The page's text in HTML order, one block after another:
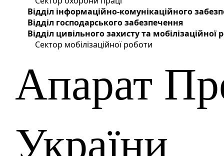
Відділ інформаційно-комунікаційного
Відділ господарського забезпечення
Відділ цивільного захисту та
Сектор мобілізаційної роботи
Апарат
України